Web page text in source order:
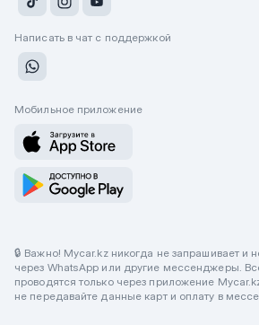
Написать в чат с поддержкой
Мобильное приложение
🔒 Важно! Mycar.kz никогда не запрашивает и
через WhatsApp или другие мессенджеры.
проводятся только через приложение
не передавайте данные карт и оплату в